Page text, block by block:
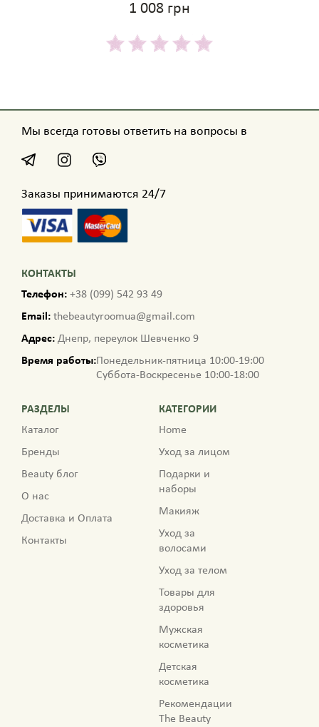
1 008 грн
Мы всегда готовы ответить на вопросы в
Заказы принимаются 24/7
КОНТАКТЫ
Телефон: +38 (099) 542 93 49
Email: thebeautyroomua@gmail.com
Адрес: Днепр, переулок Шевченко 9
Время работы:Понедельник-пятница 10:00-19:00
Суббота-Воскресенье 10:00-18:00
РАЗДЕЛЫ
Каталог
Бренды
Beauty блог
О нас
Доставка и Оплата
Контакты
КАТЕГОРИИ
Home
Уход за лицом
Подарки и
наборы
Макияж
Уход за
волосами
Уход за телом
Товары для
здоровья
Мужская
косметика
Детская
косметика
Рекомендации
The Beauty